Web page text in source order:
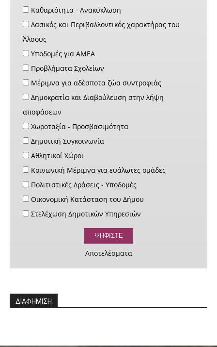
Καθαριότητα - Ανακύκλωση
Δασικός και Περιβαλλοντικός χαρακτήρας του
Άλσους
Υποδομές για ΑΜΕΑ
Προβλήματα Σχολείων
Μέριμνα για αδέσποτα ζώα συντροφιάς
Δημοκρατία και Διαβούλευση στην λήψη
αποφάσεων
Χωροταξία - Προσβασιμότητα
Δημοτική Συγκοινωνία
Αθλητικοί Χώροι
Κοινωνική Μέριμνα για ευάλωτες ομάδες
Πολιτιστικές Δράσεις - Υποδομές
Οικονομική Κατάσταση του Δήμου
Στελέχωση Δημοτικών Υπηρεσιών
Αποτελέσματα
ΔΙΑΦΗΜΙΣΗ